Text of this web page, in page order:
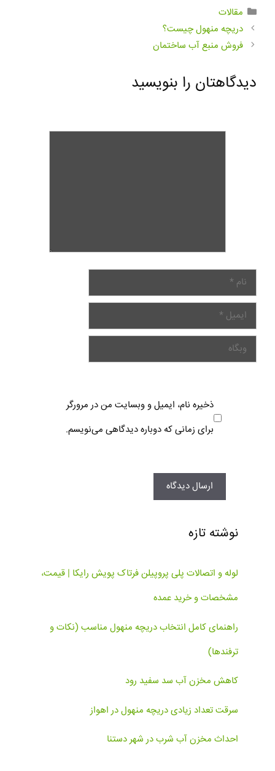
مقالات
دریچه منهول چیست؟
فروش منبع آب ساختمان
دیدگاهتان را بنویسید
ذخیره نام، ایمیل و وبسایت من در مرورگر
برای زمانی که دوباره دیدگاهی می‌نویسم.
نوشته تازه
لوله و اتصالات پلی پروپیلن فرتاک پویش رایکا | قیمت،
مشخصات و خرید عمده
راهنمای کامل انتخاب دریچه منهول مناسب (نکات و
ترفندها)
کاهش مخزن آب سد سفید رود
سرقت تعداد زیادی دریچه منهول در اهواز
احداث مخزن آب شرب در شهر دستنا